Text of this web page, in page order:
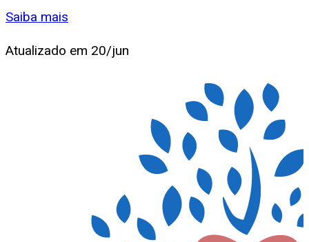
Saiba mais
Atualizado em 20/jun